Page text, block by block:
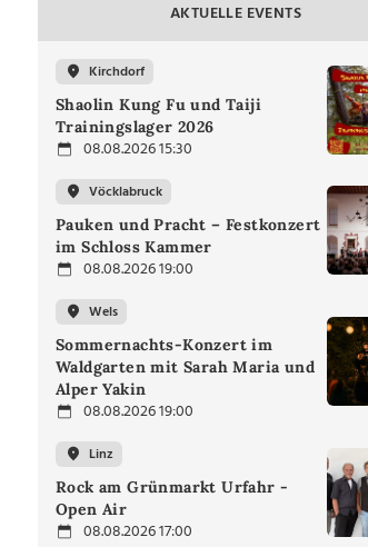
AKTUELLE EVENTS
Kirchdorf
Shaolin Kung Fu und Taiji
Trainingslager 2026
08.08.2026 15:30
Vöcklabruck
Pauken und Pracht – Festkonzert
im Schloss Kammer
08.08.2026 19:00
Wels
Sommernachts-Konzert im
Waldgarten mit Sarah Maria und
Alper Yakin
08.08.2026 19:00
Linz
Rock am Grünmarkt Urfahr -
Open Air
08.08.2026 17:00